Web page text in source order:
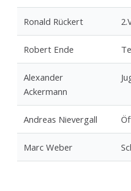
Ronald Rückert
Robert Ende
Alexander
Ackermann
Andreas Nievergall
Marc Weber